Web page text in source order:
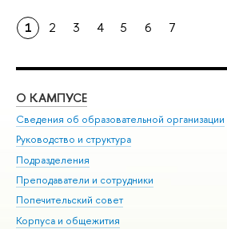
1 2 3 4 5 6 7
О КАМПУСЕ
Сведения об образовательной организации
Руководство и структура
Подразделения
Преподаватели и сотрудники
Попечительский совет
Корпуса и общежития